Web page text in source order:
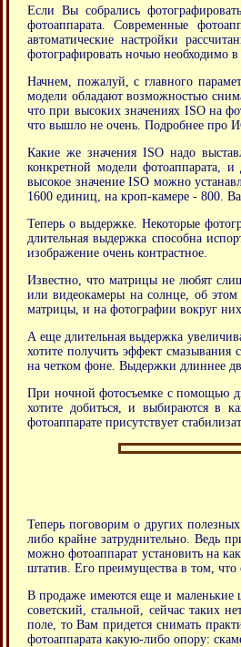
Если Вы собрались
фотоаппарата. Современные
автоматические настройки
фотографировать ночью необходимо
Начнем, пожалуй, с главного
модели обладают возможностью
что при высоких значениях ISO на
что вышло не очень. Подробнее про
Какие же значения ISO надо
конкретной модели фотоаппарата,
высокое значение ISO можно
1600 единиц, на кроп-камере - 800.
Теперь о выдержке. Некоторые
длительная выдержка способна
изображение очень контрастное.
Известно, что матрицы не любят
или видеокамеры на солнце, об этом
матрицы, и на фотографии вокруг
А еще длительная выдержка
хотите получить эффект
на четком фоне. Выдержки длиннее
При ночной фотосъемке с помощью
хотите добиться, и выбираются в
фотоаппарате присутствует
Теперь поговорим о других
либо крайне затруднительно. Ведь
можно фотоаппарат установить на
штатив. Его преимущества в том, что
В продаже имеются еще и маленькие
советский, стальной, сейчас таких
поле, то Вам придется снимать
фотоаппарата какую-либо опору: